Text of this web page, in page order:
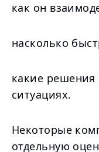
как он
насколько
какие
ситуациях.
Некоторые
отдельную